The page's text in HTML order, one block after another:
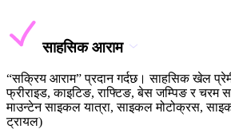
साहसिक आराम
“सक्रिय आराम” प्रदान गर्दछ। साहसिक खेल
फ्रीराइड, काइटिङ, राफ्टिङ, बेस जम्पिङ र चरम
माउन्टेन साइकल यात्रा, साइकल मोटोक्रस,
ट्रायल)